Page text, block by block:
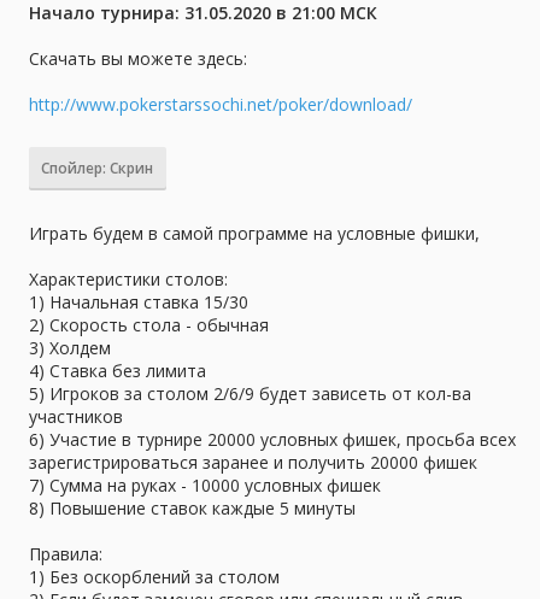
Начало турнира: 31.05.2020 в 21:00 МСК
Скачать вы можете здесь:
http://www.pokerstarssochi.net/poker/download/
Спойлер: Скрин
Играть будем в самой программе на условные фишки,
Характеристики столов:
1) Начальная ставка 15/30
2) Скорость стола - обычная
3) Холдем
4) Ставка без лимита
5) Игроков за столом 2/6/9 будет зависеть от кол-ва
участников
6) Участие в турнире 20000 условных фишек, просьба всех
зарегистрироваться заранее и получить 20000 фишек
7) Сумма на руках - 10000 условных фишек
8) Повышение ставок каждые 5 минуты
Правила:
1) Без оскорблений за столом